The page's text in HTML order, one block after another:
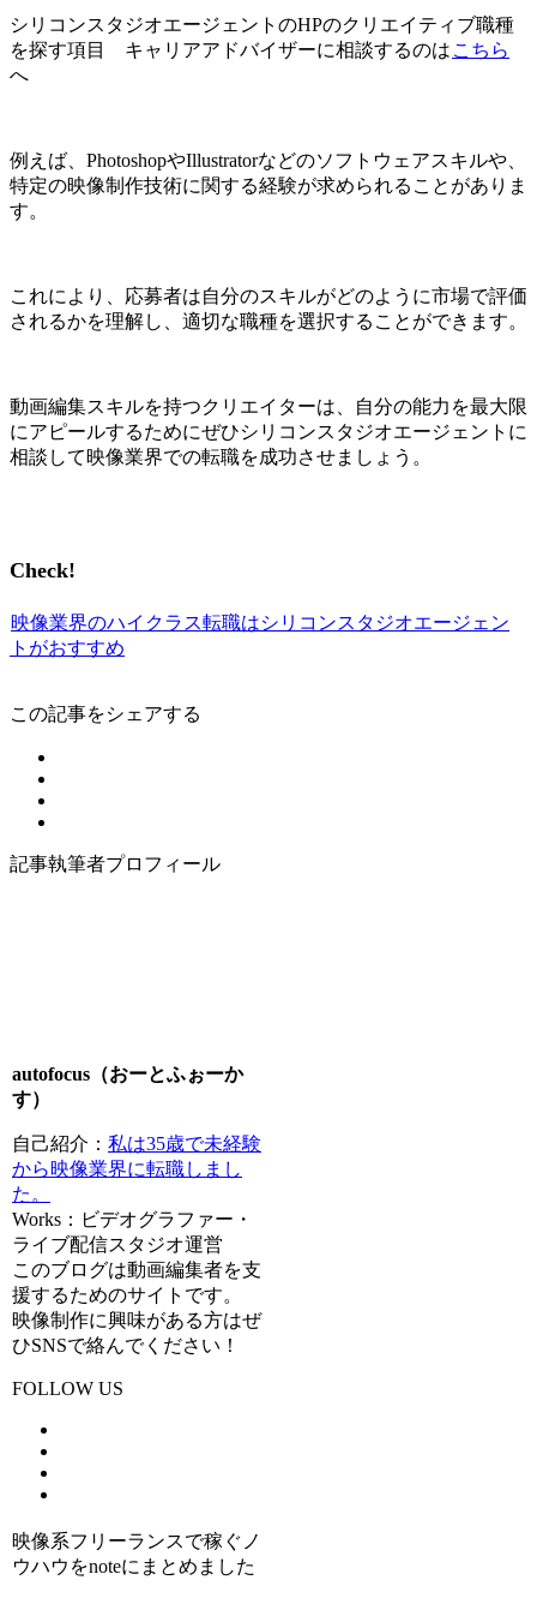
シリコンスタジオエージェントのHPのクリエイティブ職種
を探す項目 キャリアアドバイザーに相談するのは こちら
へ
例えば、PhotoshopやIllustratorなどのソフトウェアスキルや、
特定の映像制作技術に関する経験が求められることがありま
す。
これにより、応募者は自分のスキルがどのように市場で評価
されるかを理解し、適切な職種を選択することができます。
動画編集スキルを持つクリエイターは、自分の能力を最大限
にアピールするためにぜひシリコンスタジオエージェントに
相談して映像業界での転職を成功させましょう。
Check!
映像業界のハイクラス転職はシリコンスタジオエージェン
トがおすすめ
この記事をシェアする
記事執筆者プロフィール
autofocus（おーとふぉーか
す）
自己紹介： 私は35歳で未経験
から映像業界に転職しまし
た。
Works：ビデオグラファー・
ライブ配信スタジオ運営
このブログは動画編集者を支
援するためのサイトです。
映像制作に興味がある方はぜ
ひSNSで絡んでください！
FOLLOW US
映像系フリーランスで稼ぐノ
ウハウをnoteにまとめました